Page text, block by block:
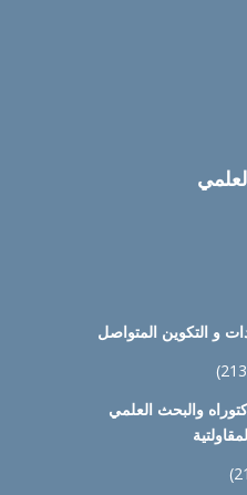
و التكوين المتواصل
والبحث العلمي